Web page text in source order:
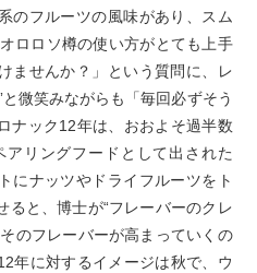
のフルーツの風味があり、スム
ロロソ樽の使い方がとても上手
ませんか？」という質問に、レ
微笑みながらも「毎回必ずそう
ナック12年は、おおよそ過半数
アリングフードとして出された
にナッツやドライフルーツをト
ると、博士が“フレーバーのクレ
のフレーバーが高まっていくの
年に対するイメージは秋で、ウ